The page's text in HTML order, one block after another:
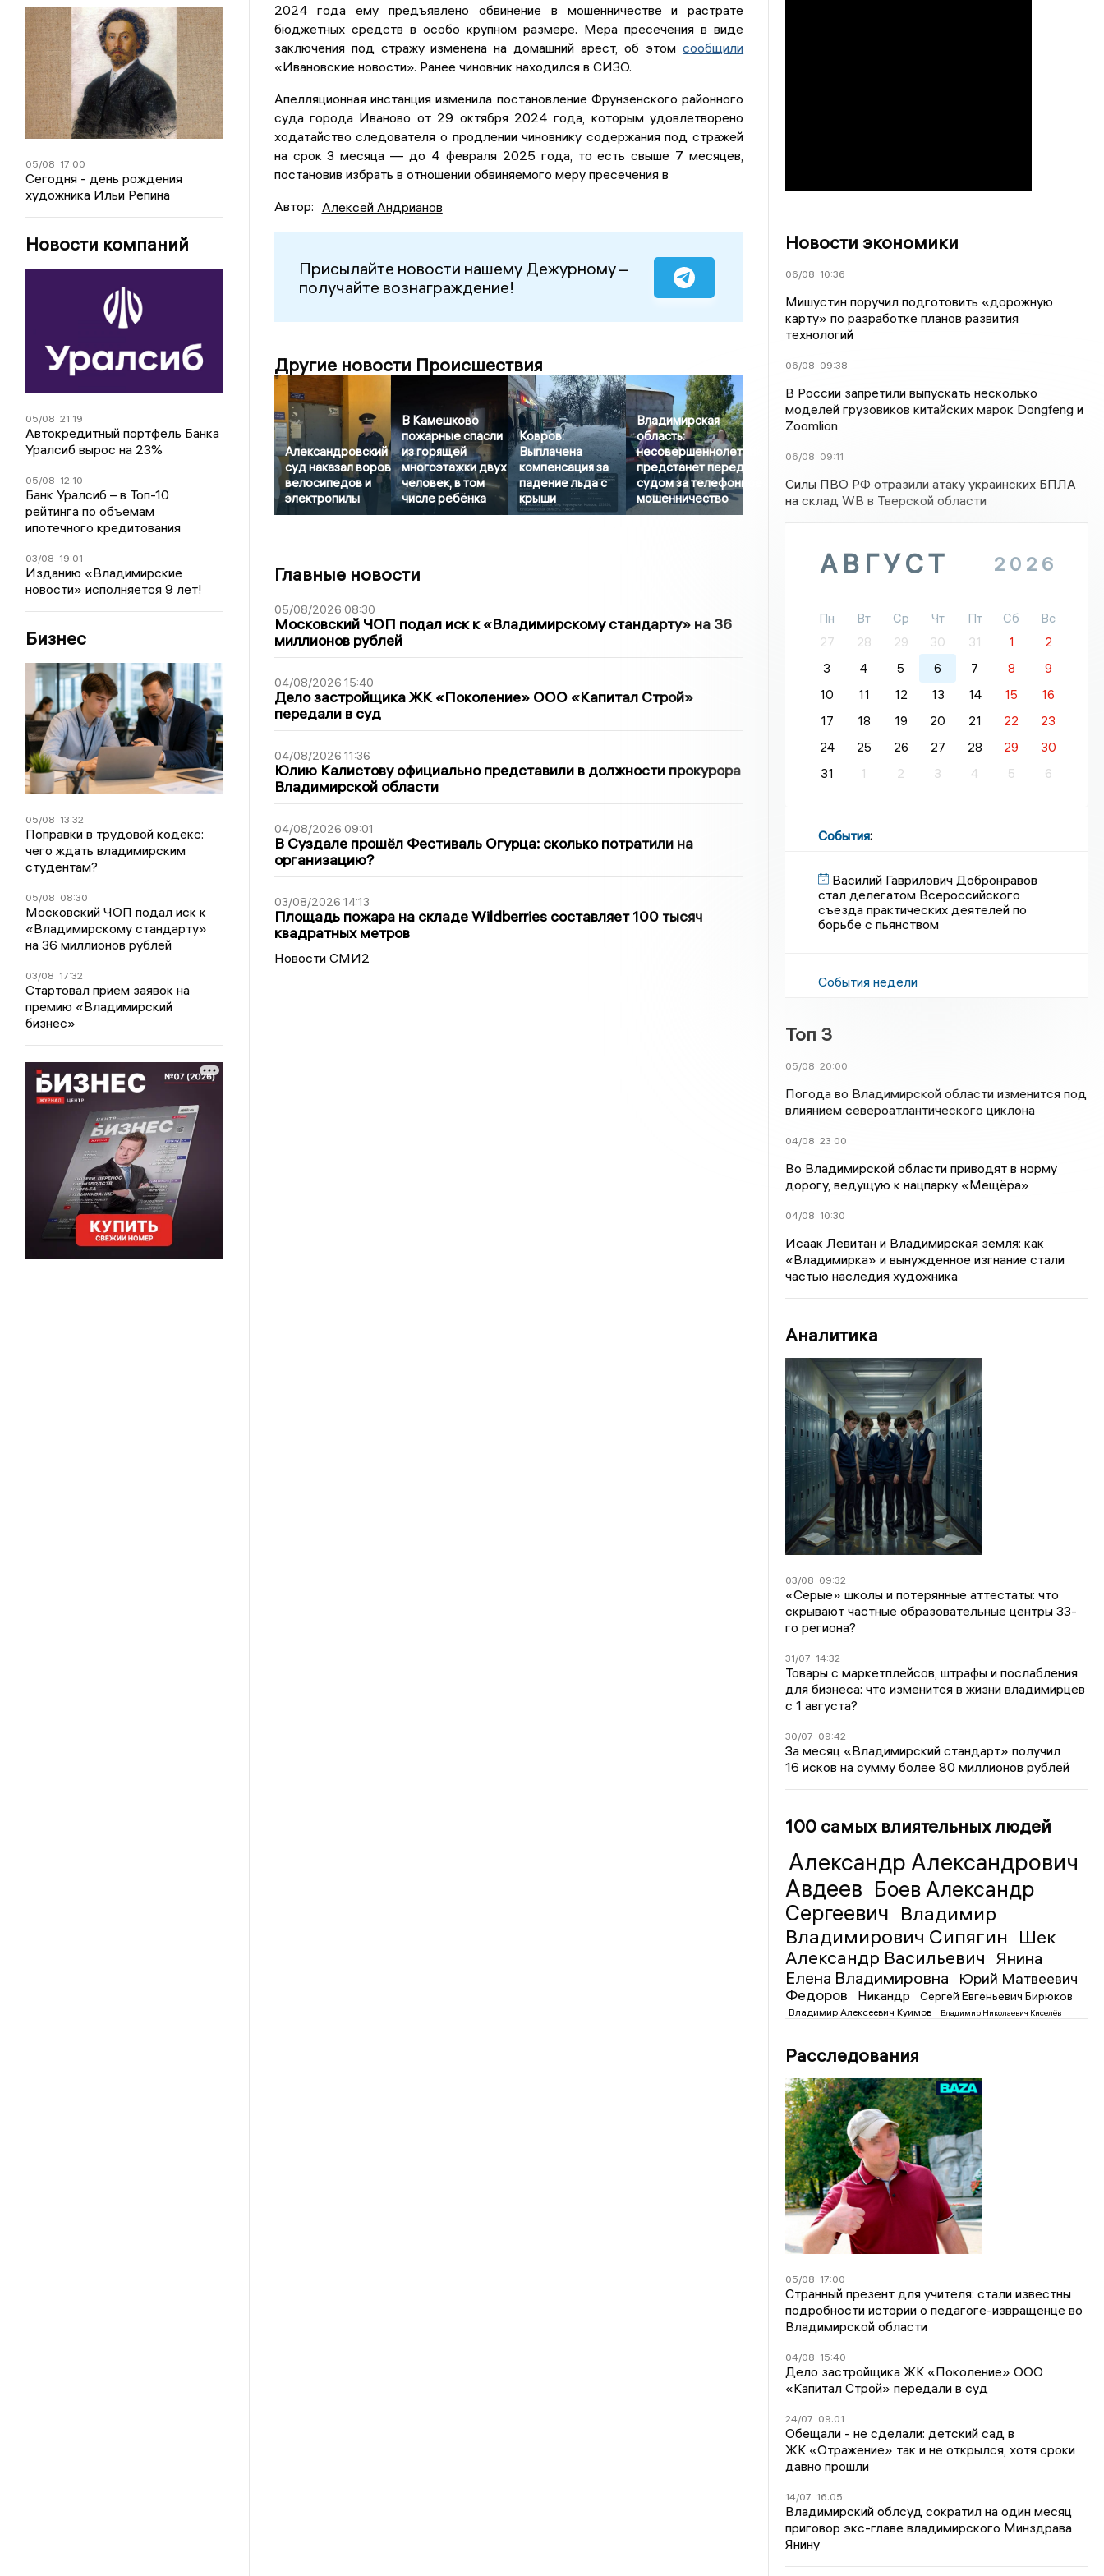
05/08 17:00
Сегодня - день рождения
художника Ильи Репина
Новости компаний
05/08 21:19
Автокредитный портфель Банка
Уралсиб вырос на 23%
05/08 12:10
Банк Уралсиб – в Топ-10
рейтинга по объемам
ипотечного кредитования
03/08 19:01
Изданию «Владимирские
новости» исполняется 9 лет!
Бизнес
05/08 13:32
Поправки в трудовой кодекс:
чего ждать владимирским
студентам?
05/08 08:30
Московский ЧОП подал иск к
«Владимирскому стандарту»
на 36 миллионов рублей
03/08 17:32
Стартовал прием заявок на
премию «Владимирский
бизнес»
2024 года ему предъявлено обвинение в мошенничестве и растрате
бюджетных средств в особо крупном размере. Мера пресечения в виде
заключения под стражу изменена на домашний арест, об этомсообщили
«Ивановские новости». Ранее чиновник находился в СИЗО.
Апелляционная инстанция изменила постановление Фрунзенского районного
суда города Иваново от 29 октября 2024 года, которым удовлетворено
ходатайство следователя о продлении чиновнику содержания под стражей
на срок 3 месяца — до 4 февраля 2025 года, то есть свыше 7 месяцев,
постановив избрать в отношении обвиняемого меру пресечения в
Автор: Алексей Андрианов
Присылайте новости нашему Дежурному –
получайте вознаграждение!
Другие новости Происшествия
Александровский
суд наказал воров
велосипедов и
электропилы
В Камешково
пожарные спасли
из горящей
многоэтажки двух
человек, в том
числе ребёнка
Ковров:
Выплачена
компенсация за
падение льда с
крыши
Владимирская
область:
несовершеннолетний
предстанет перед
судом за телефонное
мошенничество
Главные новости
05/08/2026 08:30
Московский ЧОП подал иск к «Владимирскому стандарту» на 36
миллионов рублей
04/08/2026 15:40
Дело застройщика ЖК «Поколение» ООО «Капитал Строй»
передали в суд
04/08/2026 11:36
Юлию Калистову официально представили в должности прокурора
Владимирской области
04/08/2026 09:01
В Суздале прошёл Фестиваль Огурца: сколько потратили на
организацию?
03/08/2026 14:13
Площадь пожара на складе Wildberries составляет 100 тысяч
квадратных метров
Новости СМИ2
Новости экономики
06/08 10:36
Мишустин поручил подготовить «дорожную
карту» по разработке планов развития
технологий
06/08 09:38
В России запретили выпускать несколько
моделей грузовиков китайских марок Dongfeng и
Zoomlion
06/08 09:11
Силы ПВО РФ отразили атаку украинских БПЛА
на склад WB в Тверской области
АВГУСТ 2026
Пн Вт Ср Чт Пт Сб
Вс
27
28 29 30 31 1
2
3
4 5 6 7 8
9
10
11 12 13 14 15
16
17
18 19 20 21 22
23
24
25 26 27 28 29
30
31
1 2 3 4 5 6
События:
Василий Гаврилович Добронравов
стал делегатом Всероссийского
съезда практических деятелей по
борьбе с пьянством
События недели
Топ 3
05/08 20:00
Погода во Владимирской области изменится под
влиянием североатлантического циклона
04/08 23:00
Во Владимирской области приводят в норму
дорогу, ведущую к нацпарку «Мещёра»
04/08 10:30
Исаак Левитан и Владимирская земля: как
«Владимирка» и вынужденное изгнание стали
частью наследия художника
Аналитика
03/08 09:32
«Серые» школы и потерянные аттестаты: что
скрывают частные образовательные центры 33-
го региона?
31/07 14:32
Товары с маркетплейсов, штрафы и послабления
для бизнеса: что изменится в жизни владимирцев
с 1 августа?
30/07 09:42
За месяц «Владимирский стандарт» получил
16 исков на сумму более 80 миллионов рублей
100 самых влиятельных людей
Александр Александрович
Авдеев Боев Александр
Сергеевич Владимир
Владимирович Сипягин Шек
Александр Васильевич
Янина
Елена Владимировна
Юрий Матвеевич
Федоров
Никандр Сергей Евгеньевич Бирюков
Владимир Алексеевич Куимов Владимир Николаевич Киселёв
Расследования
05/08 17:00
Странный презент для учителя: стали известны
подробности истории о педагоге-извращенце во
Владимирской области
04/08 15:40
Дело застройщика ЖК «Поколение» ООО
«Капитал Строй» передали в суд
24/07 09:01
Обещали - не сделали: детский сад в
ЖК «Отражение» так и не открылся, хотя сроки
давно прошли
14/07 16:05
Владимирский облсуд сократил на один месяц
приговор экс-главе владимирского Минздрава
Янину